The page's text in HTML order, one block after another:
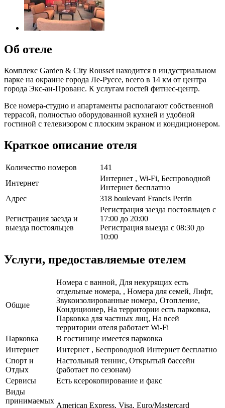
Об отеле
Комплекс Garden & City Rousset находится в индустриальном
парке на окраине города Ле-Руссе, всего в 14 км от центра
города Экс-ан-Прованс. К услугам гостей фитнес-центр.
Все номера-студио и апартаменты располагают собственной
террасой, полностью оборудованной кухней и удобной
гостиной с телевизором с плоским экраном и кондиционером.
Краткое описание отеля
Количество номеров
141
Интернет
Интернет , Wi-Fi, Беспроводной
Интернет бесплатно
Адрес
318 boulevard Francis Perrin
Регистрация заезда и
выезда постояльцев
Регистрация заезда постояльцев с
17:00 до 20:00
Регистрация выезда с 08:30 до
10:00
Услуги, предоставляемые отелем
Общие
Номера с ванной, Для некурящих есть
отдельные номера, , Номера для семей, Лифт,
Звукоизолированные номера, Отопление,
Кондиционер, На территории есть парковка,
Парковка для частных лиц, На всей
территории отеля работает Wi-Fi
Парковка
В гостинице имеется парковка
Интернет
Интернет , Беспроводной Интернет бесплатно
Спорт и
Отдых
Настольный теннис, Открытый бассейн
(работает по сезонам)
Сервисы
Есть ксерокопирование и факс
Виды
принимаемых
American Express, Visa, Euro/Mastercard